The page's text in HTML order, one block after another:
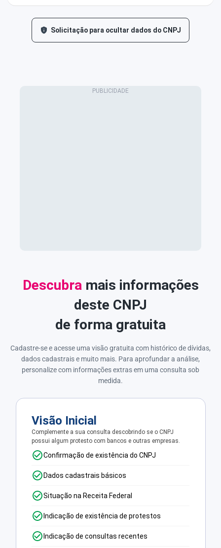
Solicitação para ocultar dados do CNPJ
Descubra mais informações
deste CNPJ
de forma gratuita
Cadastre-se e acesse uma visão gratuita com histórico de dívidas,
dados cadastrais e muito mais. Para aprofundar a análise,
personalize com informações extras em uma consulta sob
medida.
Visão Inicial
Complemente a sua consulta descobrindo se o CNPJ
possui algum protesto com bancos e outras empresas.
Confirmação de existência do CNPJ
Dados cadastrais básicos
Situação na Receita Federal
Indicação de existência de protestos
Indicação de consultas recentes